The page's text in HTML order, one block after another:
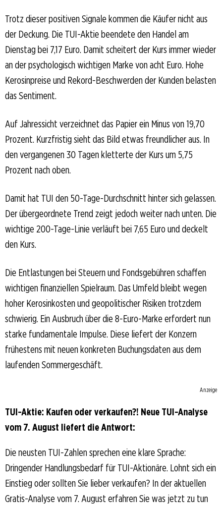
Trotz dieser positiven Signale kommen die Käufer nicht aus
der Deckung. Die TUI-Aktie beendete den Handel am
Dienstag bei 7,17 Euro. Damit scheitert der Kurs immer wieder
an der psychologisch wichtigen Marke von acht Euro. Hohe
Kerosinpreise und Rekord-Beschwerden der Kunden belasten
das Sentiment.
Auf Jahressicht verzeichnet das Papier ein Minus von 19,70
Prozent. Kurzfristig sieht das Bild etwas freundlicher aus. In
den vergangenen 30 Tagen kletterte der Kurs um 5,75
Prozent nach oben.
Damit hat TUI den 50-Tage-Durchschnitt hinter sich gelassen.
Der übergeordnete Trend zeigt jedoch weiter nach unten. Die
wichtige 200-Tage-Linie verläuft bei 7,65 Euro und deckelt
den Kurs.
Die Entlastungen bei Steuern und Fondsgebühren schaffen
wichtigen finanziellen Spielraum. Das Umfeld bleibt wegen
hoher Kerosinkosten und geopolitischer Risiken trotzdem
schwierig. Ein Ausbruch über die 8-Euro-Marke erfordert nun
starke fundamentale Impulse. Diese liefert der Konzern
frühestens mit neuen konkreten Buchungsdaten aus dem
laufenden Sommergeschäft.
Anzeige
TUI-Aktie: Kaufen oder verkaufen?! Neue TUI-Analyse
vom 7. August liefert die Antwort:
Die neusten TUI-Zahlen sprechen eine klare Sprache:
Dringender Handlungsbedarf für TUI-Aktionäre. Lohnt sich ein
Einstieg oder sollten Sie lieber verkaufen? In der aktuellen
Gratis-Analyse vom 7. August erfahren Sie was jetzt zu tun